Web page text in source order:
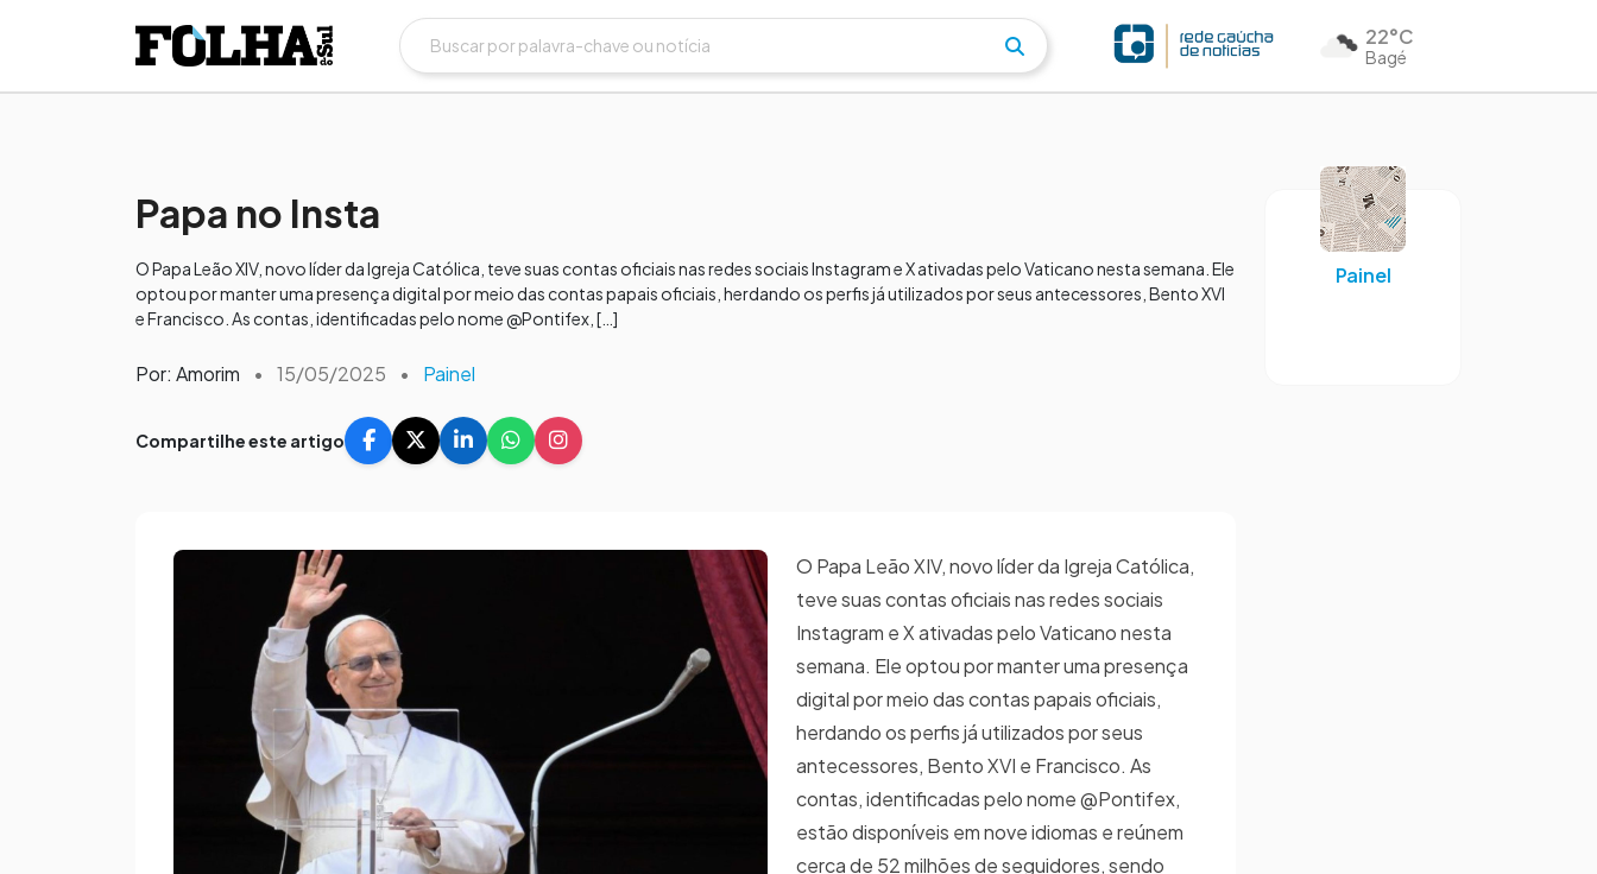
22°C
Bagé
Papa no Insta
O Papa Leão XIV, novo líder da Igreja Católica, teve suas contas oficiais nas redes sociais Instagram e X ativadas pelo Vaticano nesta semana. Ele
optou por manter uma presença digital por meio das contas papais oficiais, herdando os perfis já utilizados por seus antecessores, Bento XVI
e Francisco. As contas, identificadas pelo nome @Pontifex, […]
Por: Amorim • 15/05/2025 • Painel
Compartilhe este artigo
O Papa Leão XIV, novo líder da Igreja Católica,
teve suas contas oficiais nas redes sociais
Instagram e X ativadas pelo Vaticano nesta
semana. Ele optou por manter uma presença
digital por meio das contas papais oficiais,
herdando os perfis já utilizados por seus
antecessores, Bento XVI e Francisco. As
contas, identificadas pelo nome @Pontifex,
estão disponíveis em nove idiomas e reúnem
cerca de 52 milhões de seguidores, sendo
Painel